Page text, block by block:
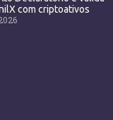
com criptoativos